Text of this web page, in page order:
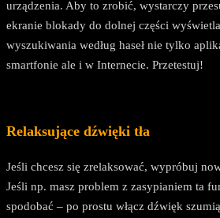
urządzenia. Aby to zrobić, wystarczy
ekranie blokady do dolnej części
wyszukiwania według haseł nie tylko
smartfonie ale i w Internecie. Przetestuj!
Relaksujące dźwięki tła
Jeśli chcesz się zrelaksować, wypróbuj
Jeśli np. masz problem z zasypianiem ta
spodobać – po prostu włącz dźwięk